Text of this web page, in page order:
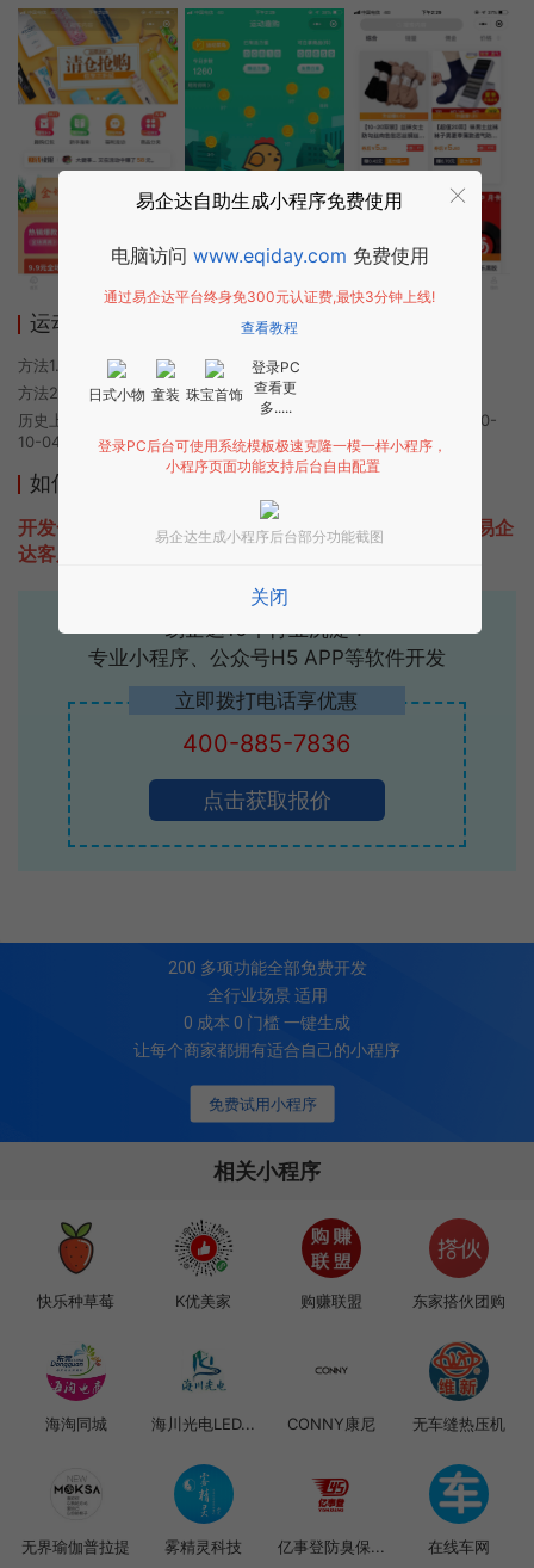
运动趣购小程序使用方法
方法1. 使用微信扫描本页面上方二维码进入运动趣购的小程序
方法2. 在微信中搜索“运动趣购”即可进入小程序
历史上的今时小程序由运动趣购团队开发，易企达小程序商店于2020-
10-04 11:01发布
如何开发类似运动趣购的小程序
开发一款类似运动趣购的小程序不难，只需要咨询本站易企
达客服即可为您定制开发，免费提供报价。
易企达10年行业沉淀！
专业小程序、公众号H5 APP等软件开发
立即拨打电话享优惠
400-885-7836
点击获取报价
免费试用小程序
200 多项功能全部免费开发
全行业场景 适用
0 成本 0 门槛 一键生成
让每个商家都拥有适合自己的小程序
相关小程序
快乐种草莓 K优美家 购赚联盟 东家搭伙团购
海淘同城 海川光电LED... CONNY康尼 无车缝热压机
无界瑜伽普拉提 雾精灵科技 亿事登防臭保... 在线车网
易企达自助生成小程序免费使用
电脑访问 www.eqiday.com 免费使用
通过易企达平台终身免300元认证费,最快3分钟上线!
查看教程
日式小物 童装 珠宝首饰
登录PC
查看更
多.....
登录PC后台可使用系统模板极速克隆一模一样小程序，
小程序页面功能支持后台自由配置
易企达生成小程序后台部分功能截图
关闭